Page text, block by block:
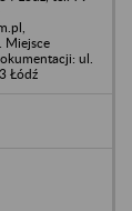
Miejsce
ul.
Łódź